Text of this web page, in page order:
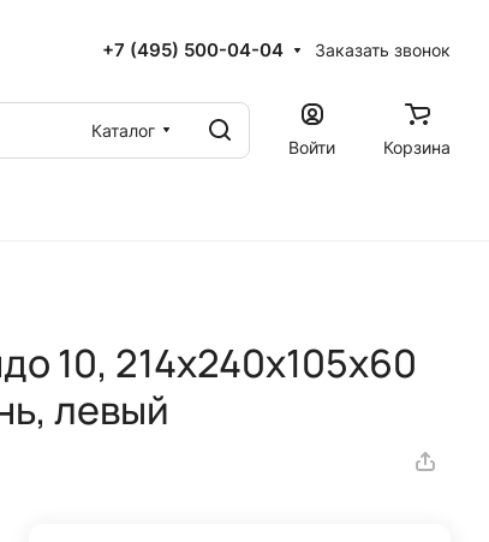
+7 (495) 500-04-04 Заказать звонок
Каталог
Войти
Корзина
10, 214x240x105x60
левый